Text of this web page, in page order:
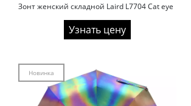
Зонт женский складной Laird L7704 Cat eye
Узнать цену
Новинка